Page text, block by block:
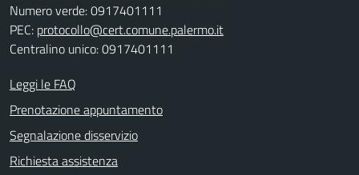
Numero verde: 0917401111
PEC: protocollo@cert.comune.palermo.it
Centralino unico: 0917401111
Leggi le FAQ
Prenotazione appuntamento
Segnalazione disservizio
Richiesta assistenza